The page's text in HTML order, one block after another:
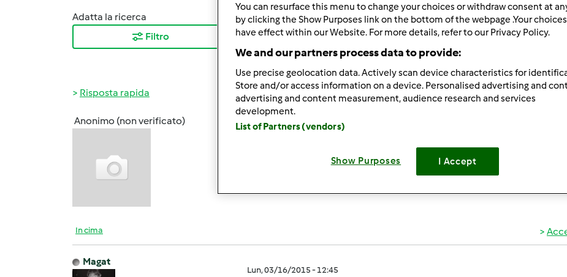
Adatta la ricerca
Filtro
Ordina per:
I risultati più recenti
Risultati per pagina:
10
Risposta rapida
Anonimo (non verificato)
Lun, 03/16/2015 - 12:13
Consigliatemi su come utilizzare al meglio la bilancia perché secondo
In cima
Magat
Lun, 03/16/2015 - 12:45
You can resurface this menu to change your choices or withdraw consent at
by clicking the Show Purposes link on the bottom of the webpage .Your
have effect within our Website. For more details, refer to our Privacy Policy.
We and our partners process data to provide:
Use precise geolocation data. Actively scan device characteristics for
Store and/or access information on a device. Personalised advertising and
advertising and content measurement, audience research and services
development.
List of Partners (vendors)
Show Purposes I Accept